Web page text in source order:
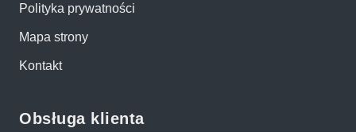
Polityka prywatności
Mapa strony
Kontakt
Obsługa klienta